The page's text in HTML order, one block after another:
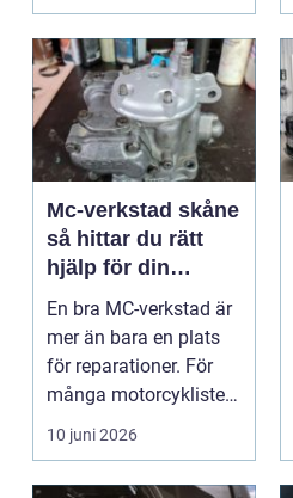
Mc-verkstad skåne
så hittar du rätt
hjälp för din
motorcykel
En bra MC-verkstad är
mer än bara en plats
för reparationer. För
många motorcyklister
handlar det om...
10 juni 2026